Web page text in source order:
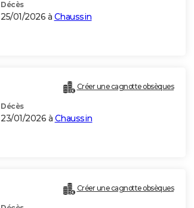
Décès
25/01/2026 à Chaussin
Créer une cagnotte obsèques
Décès
23/01/2026 à Chaussin
Créer une cagnotte obsèques